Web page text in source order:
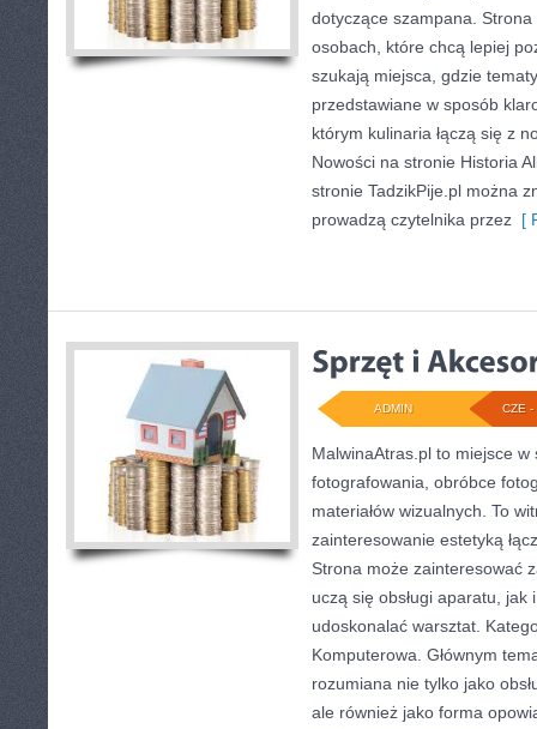
dotyczące szampana.
osobach, które chcą lepiej
szukają miejsca, gdzie
przedstawiane w sposób
którym kulinaria łączą się z
Nowości na stronie Historia
stronie TadzikPije.pl można
prowadzą czytelnika przez [
CZE -
ADMIN
MalwinaAtras.pl to miejsce
fotografowania, obróbce
materiałów wizualnych. To
zainteresowanie estetyką
Strona może zainteresować
uczą się obsługi aparatu, jak
udoskonalać warsztat.
Komputerowa. Głównym
rozumiana nie tylko jako
ale również jako forma